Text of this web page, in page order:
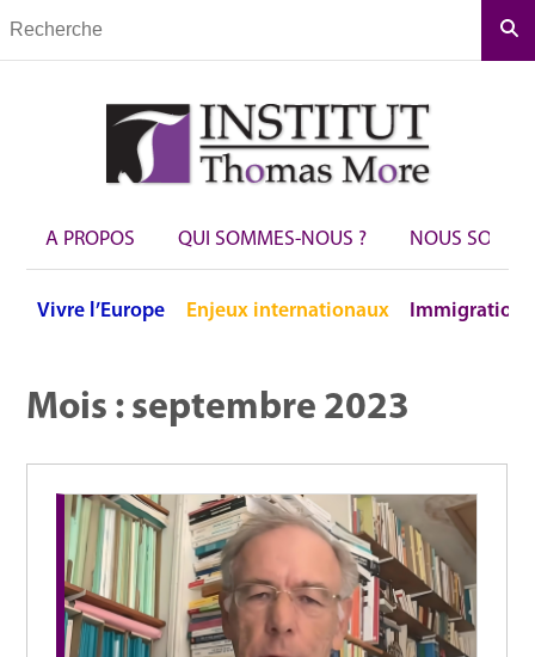
A PROPOS QUI SOMMES-NOUS ? NOUS
Vivre l’Europe Enjeux internationaux Immigration
Mois : septembre 2023